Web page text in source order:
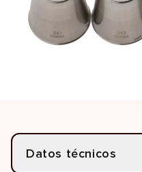
Datos técnicos